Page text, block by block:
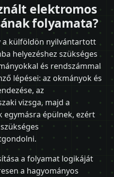
elektromos
folyamata?
a külföldön nyilvántartott
helyezéshez szükséges
és rendszámmal
lépései: az okmányok és
az
vizsga, majd a
egymásra épülnek, ezért
a folyamat logikáját
a hagyományos